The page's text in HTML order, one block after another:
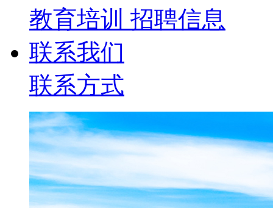
教育培训 招聘信息
联系我们
联系方式